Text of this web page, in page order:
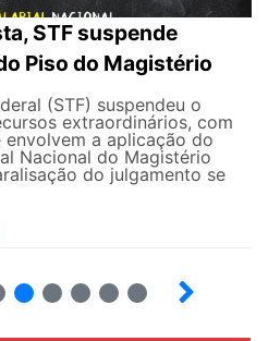
STF suspende
Piso do Magistério
(STF) suspendeu o
extraordinários, com
a aplicação do
Nacional do Magistério
do julgamento se